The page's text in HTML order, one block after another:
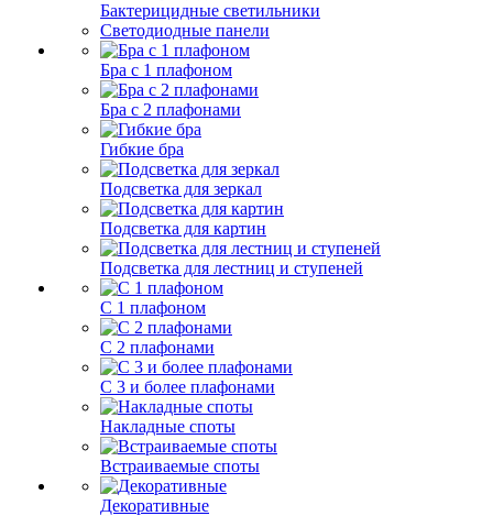
Бактерицидные светильники
Светодиодные панели
Бра с 1 плафоном
Бра с 2 плафонами
Гибкие бра
Подсветка для зеркал
Подсветка для картин
Подсветка для лестниц и ступеней
С 1 плафоном
С 2 плафонами
С 3 и более плафонами
Накладные споты
Встраиваемые споты
Декоративные